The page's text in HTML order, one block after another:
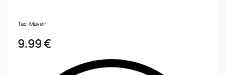
Tac-Maven
9.99€